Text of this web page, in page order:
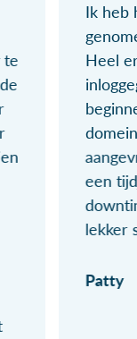
te
Ik heb
Heel
een
lekker
Patty